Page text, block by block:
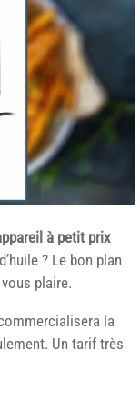
à petit prix
? Le bon plan
plaire.
la
Un tarif très